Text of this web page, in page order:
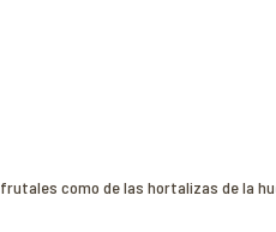
como de las hortalizas de la